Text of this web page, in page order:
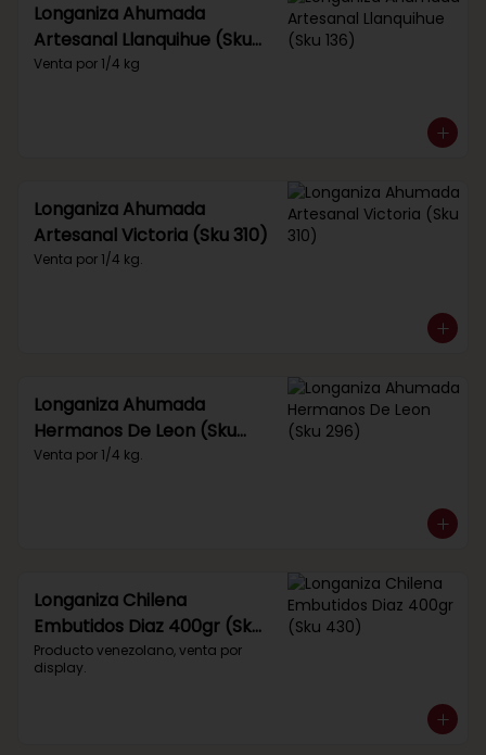
Longaniza Ahumada
Artesanal Llanquihue (Sku
136)
Venta por 1/4 kg
Longaniza Ahumada
Artesanal Victoria (Sku 310)
Venta por 1/4 kg.
Longaniza Ahumada
Hermanos De Leon (Sku
296)
Venta por 1/4 kg.
Longaniza Chilena
Embutidos Diaz 400gr (Sku
430)
Producto venezolano, venta por
display.